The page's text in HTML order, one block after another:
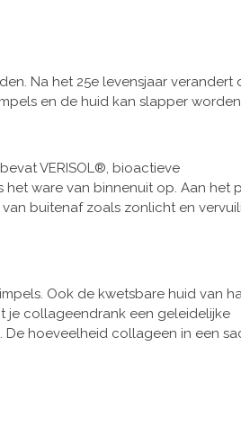
Na het 25e levensjaar verandert
en de huid kan slapper
VERISOL®, bioactieve
ware van binnenuit op. Aan het
buitenaf zoals zonlicht en
Ook de kwetsbare huid van
je collageendrank een geleidelijke
hoeveelheid collageen in een